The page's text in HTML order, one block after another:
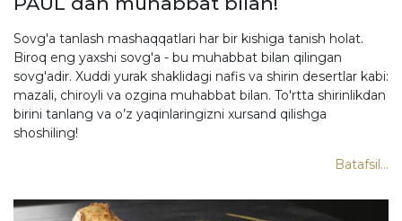
Sovg'a tanlash mashaqqatlari har bir kishiga tanish holat.
Biroq eng yaxshi sovg'a - bu muhabbat bilan qilingan
sovg'adir. Xuddi yurak shaklidagi nafis va shirin desertlar kabi:
mazali, chiroyli va ozgina muhabbat bilan. To'rtta shirinlikdan
birini tanlang va o’z yaqinlaringizni xursand qilishga
shoshiling!
Batafsil...